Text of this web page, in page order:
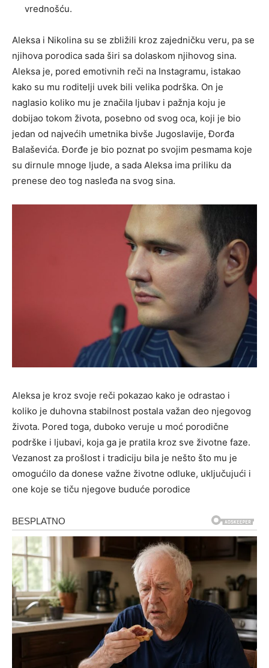
vrednošću.
Aleksa i Nikolina su se zbližili kroz zajedničku veru, pa se
njihova porodica sada širi sa dolaskom njihovog sina.
Aleksa je, pored emotivnih reči na Instagramu, istakao
kako su mu roditelji uvek bili velika podrška. On je
naglasio koliko mu je značila ljubav i pažnja koju je
dobijao tokom života, posebno od svog oca, koji je bio
jedan od najvećih umetnika bivše Jugoslavije, Đorđa
Balaševića. Đorđe je bio poznat po svojim pesmama koje
su dirnule mnoge ljude, a sada Aleksa ima priliku da
prenese deo tog nasleđa na svog sina.
Aleksa je kroz svoje reči pokazao kako je odrastao i
koliko je duhovna stabilnost postala važan deo njegovog
života. Pored toga, duboko veruje u moć porodične
podrške i ljubavi, koja ga je pratila kroz sve životne faze.
Vezanost za prošlost i tradiciju bila je nešto što mu je
omogućilo da donese važne životne odluke, uključujući i
one koje se tiču njegove buduće porodice